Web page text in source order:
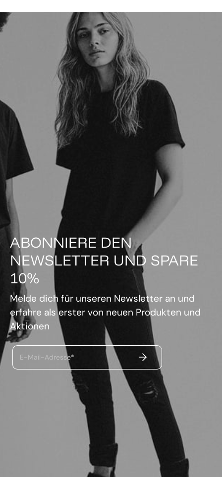
ABONNIERE DEN
NEWSLETTER UND SPARE
10%
Melde dich für unseren Newsletter an und
erfahre als erster von neuen Produkten und
Aktionen
E-Mail-Adresse* ABSENDEN